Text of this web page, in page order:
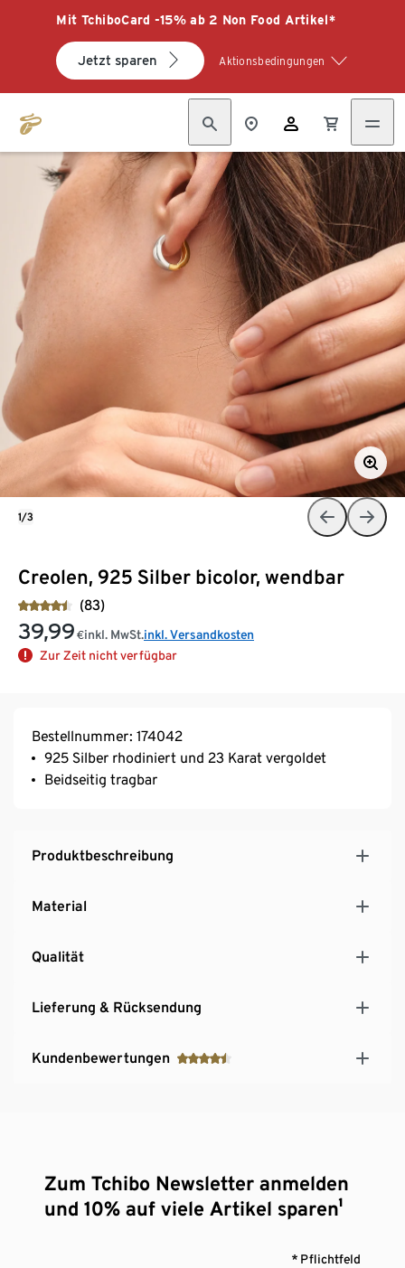
Mit TchiboCard -15% ab 2 Non Food Artikel*
Jetzt sparen Aktionsbedingungen
Creolen, 925 Silber bicolor, wendbar
(83)
39,99 €inkl. MwSt.inkl. Versandkosten
Zur Zeit nicht verfügbar
1/3
Bestellnummer: 174042
925 Silber rhodiniert und 23 Karat vergoldet
Beidseitig tragbar
Produktbeschreibung
Material
Qualität
Lieferung & Rücksendung
Kundenbewertungen
Zum Tchibo Newsletter anmelden
und 10% auf viele Artikel sparen¹
* Pflichtfeld